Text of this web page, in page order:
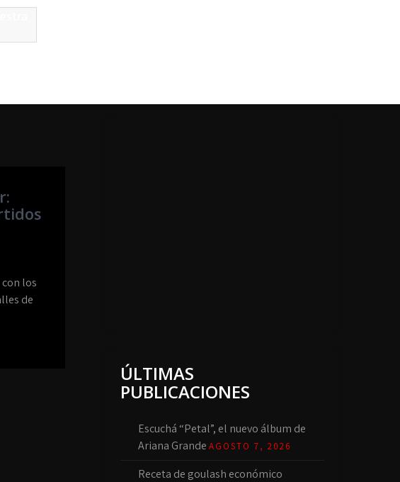
los
de
ÚLTIMAS
PUBLICACIONES
Escuchá “Petal”, el nuevo álbum de
Ariana Grande AGOSTO 7, 2026
Receta de goulash económico